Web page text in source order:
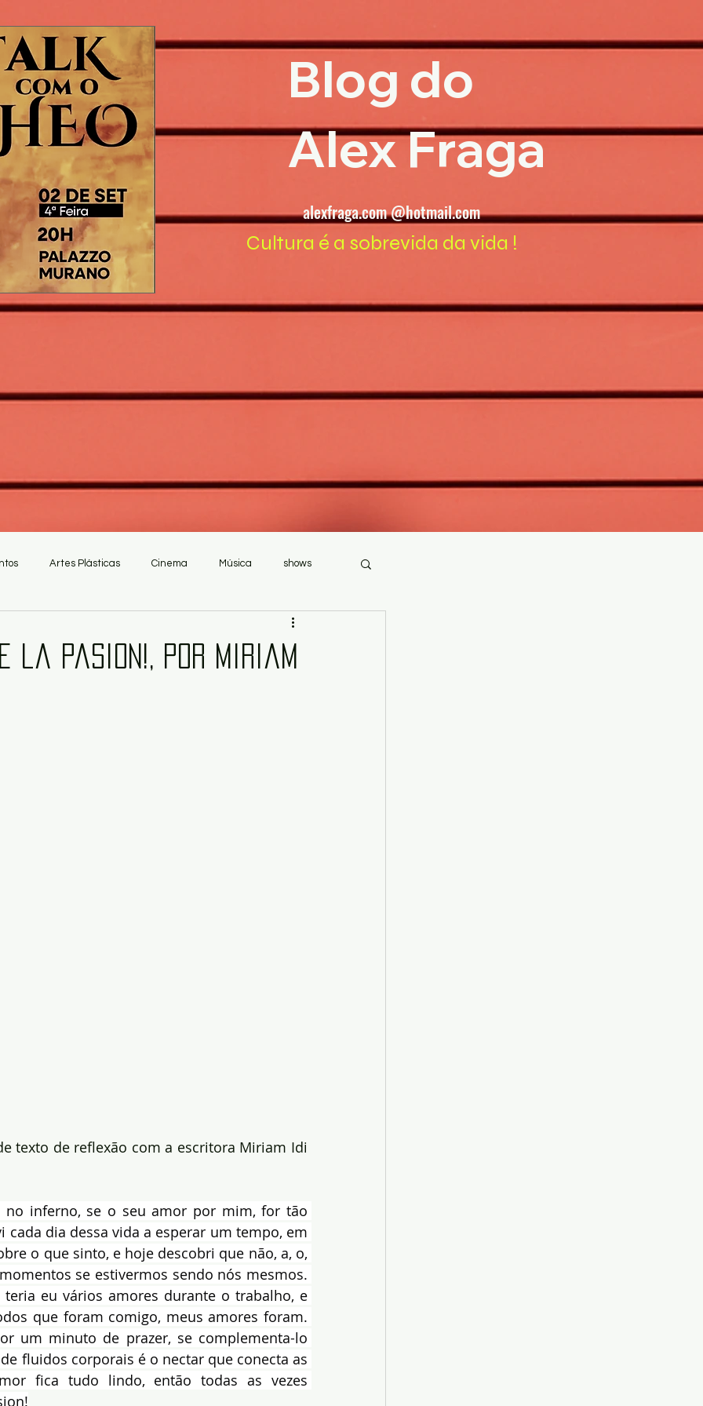
Blog do
Alex Fraga
alexfraga.com @hotmail.com
Cultura é a sobrevida da vida !
Artes Plásticas Cinema Música shows
la pasion!, por Miriam
texto de reflexão com a escritora Miriam Idi
no inferno, se o seu amor por mim, for tão
dia dessa vida a esperar um tempo, em
o que sinto, e hoje descobri que não, a, o,
se estivermos sendo nós mesmos.
eu vários amores durante o trabalho, e
que foram comigo, meus amores foram.
um minuto de prazer, se complementa-lo
fluidos corporais é o nectar que conecta as
fica tudo lindo, então todas as vezes